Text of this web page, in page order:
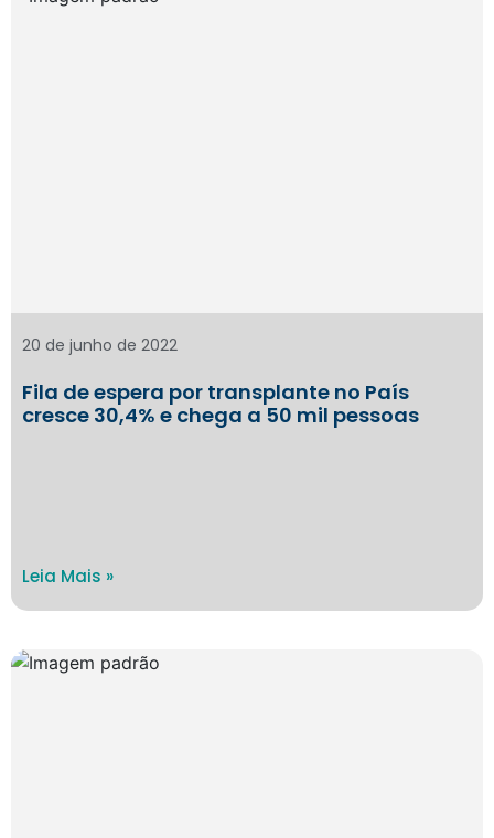
Fila de espera por transplante no País
cresce 30,4% e chega a 50 mil pessoas
20 de junho de 2022
Leia Mais »